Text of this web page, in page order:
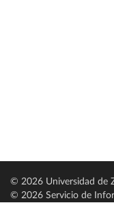
© 2026 Universidad de
© 2026 Servicio de